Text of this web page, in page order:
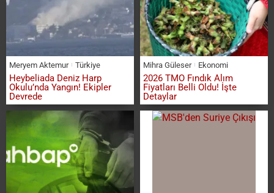
Meryem Aktemur Türkiye
Heybeliada Deniz Harp
Okulu’nda Yangın! Ekipler
Devrede
Mihra Güleser Ekonomi
2026 TMO Fındık Alım
Fiyatları Belli Oldu! İşte
Detaylar